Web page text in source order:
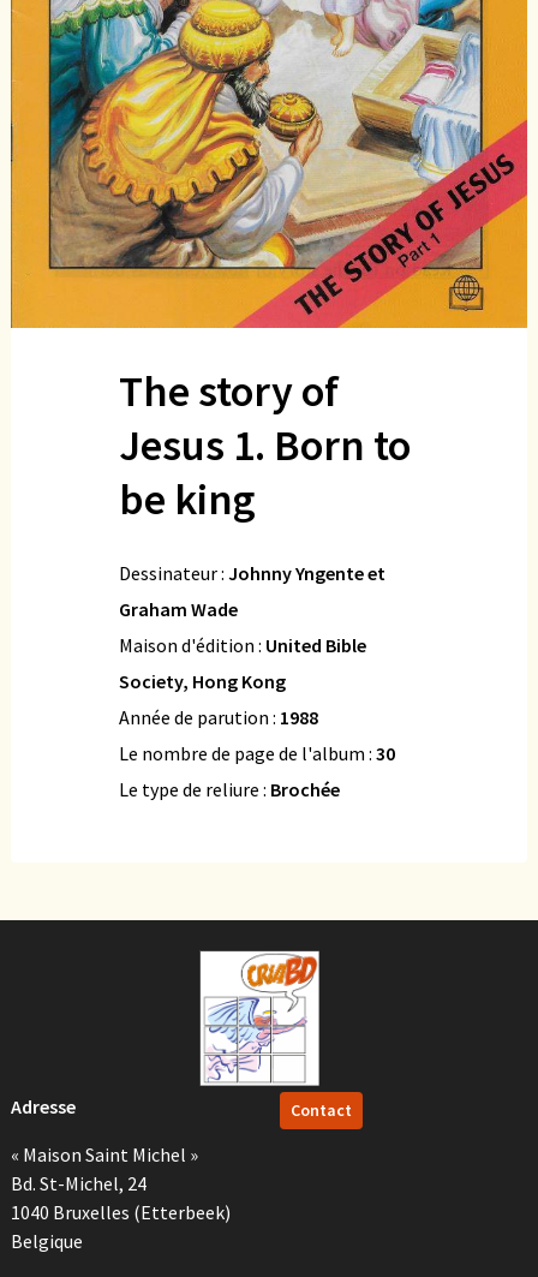
The story of
Jesus 1. Born to
be king
Dessinateur : Johnny Yngente et
Graham Wade
Maison d'édition : United Bible
Society, Hong Kong
Année de parution : 1988
Le nombre de page de l'album : 30
Le type de reliure : Brochée
Adresse
« Maison Saint Michel »
Bd. St-Michel, 24
1040 Bruxelles (Etterbeek)
Belgique
Contact